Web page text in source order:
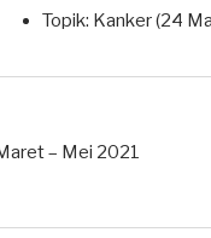
Topik: Kanker (24
– Mei 2021